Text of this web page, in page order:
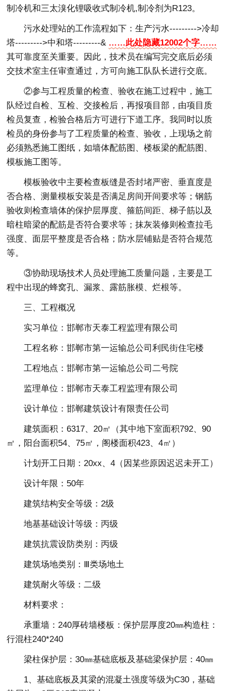
制冷机和三太溴化锂吸收式制冷机,制冷剂为R123。
污水处理站的工作流程如下：生产污水--------->冷却
塔--------->中和塔---------& ……此处隐藏12002个字……
其可靠度至关重要。因此，技术员在编写完交底后必须
交技术室主任审查通过，方可向施工队队长进行交底。
②参与工程质量的检查、验收在施工过程中，施工
队经过自检、互检、交接检后，再报项目部，由项目质
检员复查，检验合格后方可进行下道工序。我同时以质
检员的身份参与了工程质量的检查、验收，上现场之前
必须熟悉施工图纸，如墙体配筋图、楼板梁的配筋图、
模板施工图等。
模板验收中主要检查板缝是否封堵严密、垂直度是
否合格、测量模板安装是否满足房间开间要求等；钢筋
验收则检查墙体的保护层厚度、箍筋间距、梯子筋以及
暗柱暗梁的配筋是否符合要求等；抹灰装修则检查拉毛
强度、面层平整度是否合格；防水层铺贴是否符合规范
等。
③协助现场技术人员处理施工质量问题，主要是工
程中出现的蜂窝孔、漏浆、露筋胀模、烂根等。
三、工程概况
实习单位：邯郸市天泰工程监理有限公司
工程名称：邯郸市第一运输总公司利民街住宅楼
工程地点：邯郸市第一运输总公司二号院
监理单位：邯郸市天泰工程监理有限公司
设计单位：邯郸建筑设计有限责任公司
建筑面积：6317、20㎡（其中地下室面积792、90
㎡，阳台面积54、75㎡，阁楼面积423、4㎡）
计划开工日期：20xx、4（因某些原因迟迟未开工）
设计年限：50年
建筑结构安全等级：2级
地基基础设计等级：丙级
建筑抗震设防类别：丙级
建筑场地类别：Ⅲ类场地土
建筑耐火等级：二级
材料要求：
承重墙：240厚砖墙楼板：保护层厚度20㎜构造柱：
行混柱240*240
梁柱保护层：30㎜基础底板及基础梁保护层：40㎜
1、基础底板及其梁的混凝土强度等级为C30，基础